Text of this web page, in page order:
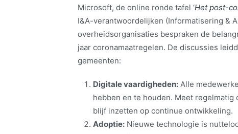
Microsoft, de online ronde tafel ‘Het post-
I&A-verantwoordelijken (Informatisering &
overheidsorganisaties bespraken de
jaar coronamaatregelen. De discussies
gemeenten:
Digitale vaardigheden: Alle
hebben en te houden. Meet
blijf inzetten op continue ontwikkeling.
Adoptie: Nieuwe technologie is